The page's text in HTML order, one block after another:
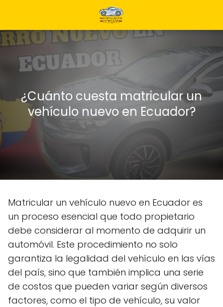
¿Cuánto cuesta matricular un
vehículo nuevo en Ecuador?
Matricular un vehículo nuevo en Ecuador es
un proceso esencial que todo propietario
debe considerar al momento de adquirir un
automóvil. Este procedimiento no solo
garantiza la legalidad del vehículo en las vías
del país, sino que también implica una serie
de costos que pueden variar según diversos
factores, como el tipo de vehículo, su valor